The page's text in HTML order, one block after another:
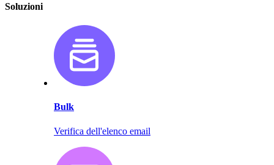
Soluzioni
Bulk
Verifica dell'elenco email